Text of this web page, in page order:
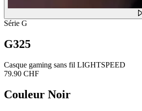
Série G
G325
Casque gaming sans fil LIGHTSPEED
79.90 CHF
Couleur Noir